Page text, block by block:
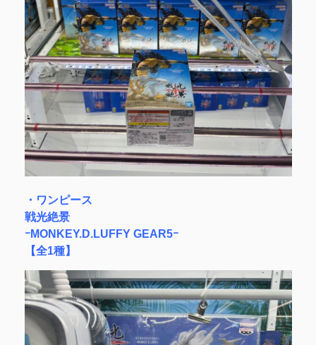
・ワンピース
戦光絶景
ｰMONKEY.D.LUFFY GEAR5ｰ
【全1種】